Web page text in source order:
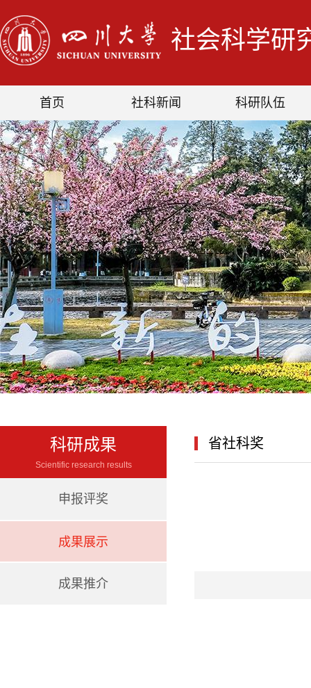
社会科学研
首页 社科新闻 科研队伍
科研成果
Scientific research results
申报评奖
成果展示
成果推介
省社科奖